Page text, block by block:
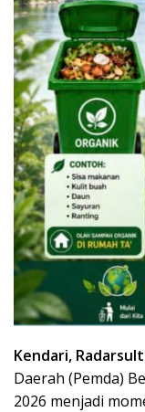
Kendari,
Daerah (Pemda)
2026 menjadi